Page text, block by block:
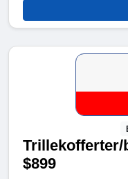
Trillekofferter/
$899